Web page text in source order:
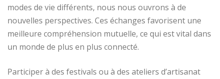
modes de vie différents, nous nous ouvrons à de
nouvelles perspectives. Ces échanges favorisent une
meilleure compréhension mutuelle, ce qui est vital dans
un monde de plus en plus connecté.
Participer à des festivals ou à des ateliers d’artisanat